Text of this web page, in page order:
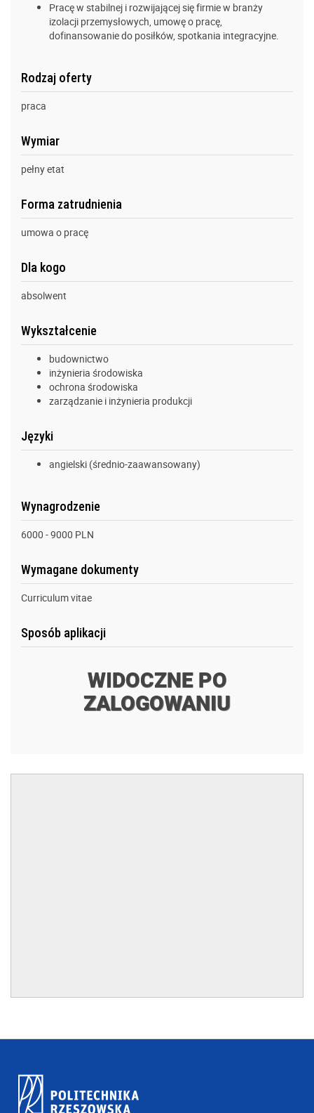
Pracę w stabilnej i rozwijającej się firmie w branży
izolacji przemysłowych, umowę o pracę,
dofinansowanie do posiłków, spotkania integracyjne.
Rodzaj oferty
praca
Wymiar
pełny etat
Forma zatrudnienia
umowa o pracę
Dla kogo
absolwent
Wykształcenie
budownictwo
inżynieria środowiska
ochrona środowiska
zarządzanie i inżynieria produkcji
Języki
angielski (średnio-zaawansowany)
Wynagrodzenie
6000 - 9000 PLN
Wymagane dokumenty
Curriculum vitae
Sposób aplikacji
WIDOCZNE PO
ZALOGOWANIU